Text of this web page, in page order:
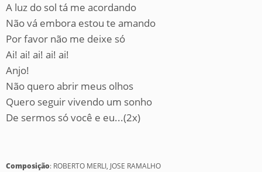
A luz do sol tá me acordando
Não vá embora estou te amando
Por favor não me deixe só
Ai! ai! ai! ai! ai!
Anjo!
Não quero abrir meus olhos
Quero seguir vivendo um sonho
De sermos só você e eu...(2x)
Composição: ROBERTO MERLI, JOSE RAMALHO